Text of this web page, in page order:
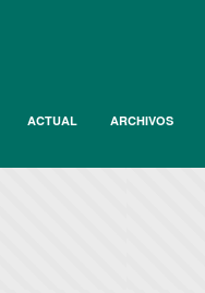
ACTUAL ARCHIVOS